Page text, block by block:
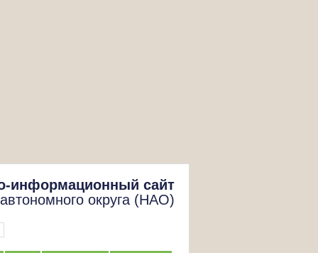
информационный сайт
округа (НАО)